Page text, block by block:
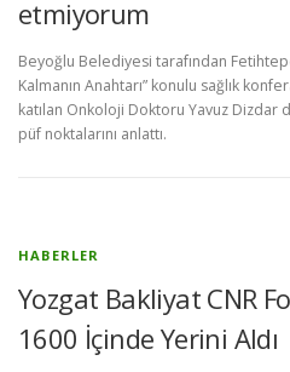
r
etmiyorum
Beyoğlu Belediyesi tarafından Fetihtepe
Kalmanın Anahtarı” konulu sağlık
katılan Onkoloji Doktoru Yavuz Dizdar
püf noktalarını anlattı.
HABERLER
Yozgat Bakliyat CNR
1600 İçinde Yerini Aldı